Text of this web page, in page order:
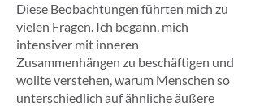
Diese Beobachtungen führten mich zu
vielen Fragen. Ich begann, mich
intensiver mit inneren
Zusammenhängen zu beschäftigen und
wollte verstehen, warum Menschen so
unterschiedlich auf ähnliche äußere